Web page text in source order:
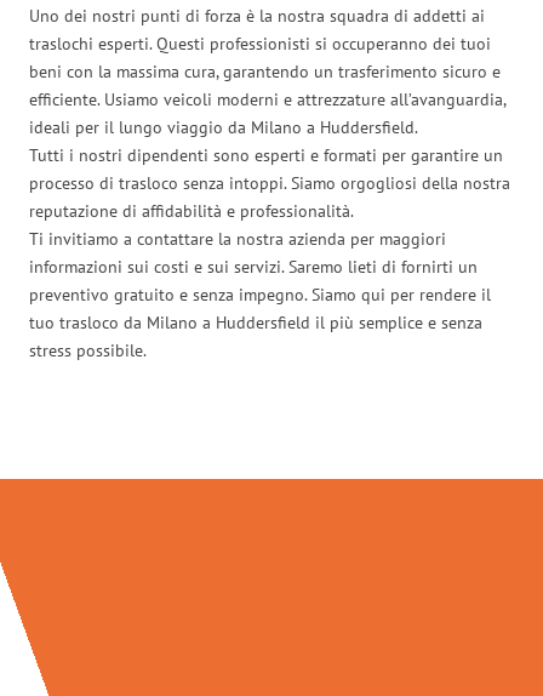
Uno dei nostri punti di forza è la nostra squadra di addetti ai
traslochi esperti. Questi professionisti si occuperanno dei tuoi
beni con la massima cura, garantendo un trasferimento sicuro e
efficiente. Usiamo veicoli moderni e attrezzature all’avanguardia,
ideali per il lungo viaggio da Milano a Huddersfield.
Tutti i nostri dipendenti sono esperti e formati per garantire un
processo di trasloco senza intoppi. Siamo orgogliosi della nostra
reputazione di affidabilità e professionalità.
Ti invitiamo a contattare la nostra azienda per maggiori
informazioni sui costi e sui servizi. Saremo lieti di fornirti un
preventivo gratuito e senza impegno. Siamo qui per rendere il
tuo trasloco da Milano a Huddersfield il più semplice e senza
stress possibile.